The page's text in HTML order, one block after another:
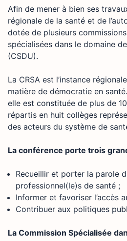
Afin de mener à bien ses
régionale de la santé et de
dotée de plusieurs
spécialisées dans le domaine
(CSDU).
La CRSA est l’instance
matière de démocratie en
elle est constituée de plus de
répartis en huit collèges
des acteurs du système de
La conférence porte trois
Recueillir et porter la parole
professionnel(le)s de santé ;
Informer et favoriser l’accès
Contribuer aux politiques
La Commission Spécialisée